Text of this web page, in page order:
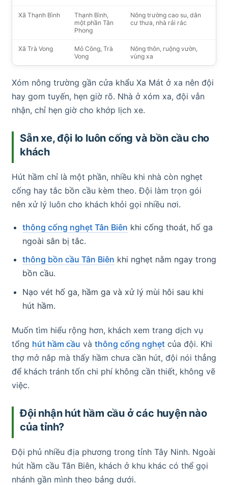
Xã Thạnh Bình
Thạnh Bình,
một phần Tân
Phong
Nông trường cao su, dân
cư thưa, nhà rải rác
Xã Trà Vong
Mỏ Công, Trà
Vong
Nông thôn, ruộng vườn,
vùng xa
Xóm nông trường gần cửa khẩu Xa Mát ở xa nên đội
hay gom tuyến, hẹn giờ rõ. Nhà ở xóm xa, đội vẫn
nhận, chỉ hẹn giờ cho khớp lịch xe.
Sẵn xe, đội lo luôn cống và bồn cầu cho
khách
Hút hầm chỉ là một phần, nhiều khi nhà còn nghẹt
cống hay tắc bồn cầu kèm theo. Đội làm trọn gói
nên xử lý luôn cho khách khỏi gọi nhiều nơi.
thông cống nghẹt Tân Biên khi cống thoát, hố ga
ngoài sân bị tắc.
thông bồn cầu Tân Biên khi nghẹt nằm ngay trong
bồn cầu.
Nạo vét hố ga, hầm ga và xử lý mùi hôi sau khi
hút hầm.
Muốn tìm hiểu rộng hơn, khách xem trang dịch vụ
tổng hút hầm cầu và thông cống nghẹt của đội. Khi
thợ mở nắp mà thấy hầm chưa cần hút, đội nói thẳng
để khách tránh tốn chi phí không cần thiết, không vẽ
việc.
Đội nhận hút hầm cầu ở các huyện nào
của tỉnh?
Đội phủ nhiều địa phương trong tỉnh Tây Ninh. Ngoài
hút hầm cầu Tân Biên, khách ở khu khác có thể gọi
nhánh gần mình theo bảng dưới.